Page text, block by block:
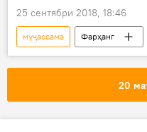
25 сентябри 2018, 18:46
муҷассама Фарҳанг
Дар Тоҷикистон
20